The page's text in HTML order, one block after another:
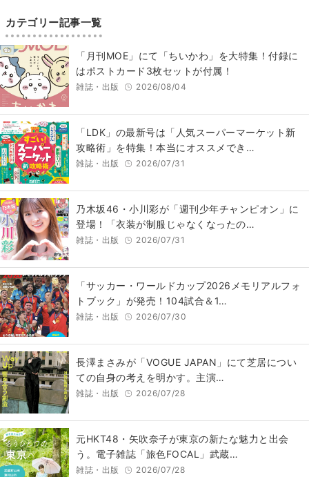
カテゴリー記事一覧
「月刊MOE」にて「ちいかわ」を大特集！付録に
はポストカード3枚セットが付属！
雑誌・出版 2026/08/04
「LDK」の最新号は「人気スーパーマーケット新
攻略術」を特集！本当にオススメでき…
雑誌・出版 2026/07/31
乃木坂46・小川彩が「週刊少年チャンピオン」に
登場！「衣装が制服じゃなくなったの…
雑誌・出版 2026/07/31
「サッカー・ワールドカップ2026メモリアルフォ
トブック」が発売！104試合＆1…
雑誌・出版 2026/07/30
長澤まさみが「VOGUE JAPAN」にて芝居につい
ての自身の考えを明かす。主演…
雑誌・出版 2026/07/28
元HKT48・矢吹奈子が東京の新たな魅力と出会
う。電子雑誌「旅色FOCAL」武蔵…
雑誌・出版 2026/07/28